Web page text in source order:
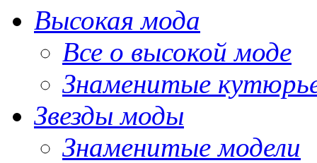
Высокая мода
Все о высокой моде
Знаменитые
Звезды моды
Знаменитые модели